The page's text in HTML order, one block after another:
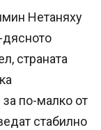
Нетаняху
дясното
страната
по-малко от
стабилно